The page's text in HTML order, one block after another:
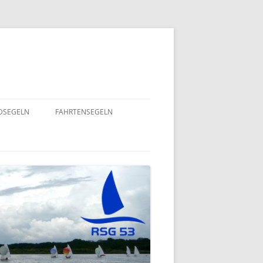
UND
2022
FAHRTENSEGELN
EINE HERZENSANGELEGENHEIT
VON UNSEREM SPORTSFREUND
STEFAN GOSSING!
SOMMERFLOTTILLE 2024 – „VIEL-
INSEL-TOUR“